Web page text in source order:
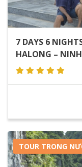
7 DAYS 6
HALONG –
TOUR TRONG